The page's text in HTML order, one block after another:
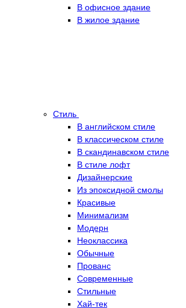
В офисное здание
В жилое здание
Стиль
В английском стиле
В классическом стиле
В скандинавском стиле
В стиле лофт
Дизайнерские
Из эпоксидной смолы
Красивые
Минимализм
Модерн
Неоклассика
Обычные
Прованс
Современные
Стильные
Хай-тек